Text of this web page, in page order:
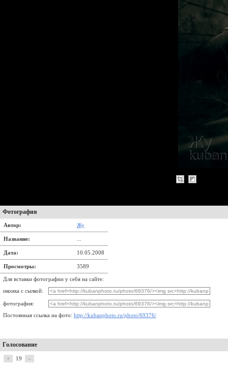
Фотография
Автор: Жу
Название:
Дата: 10.05.2008
Просмотры: 3589
Для вставки фотографии у себя на сайте:
иконка с сылкой:
фотография:
Постоянная ссылка на фото: http://kubanphoto.ru/photo/69376/
Голосование
+ 19 –